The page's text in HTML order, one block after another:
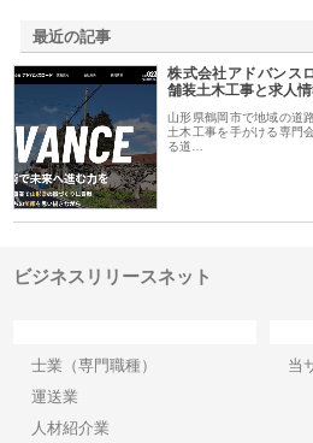
最近の記事
株式会社アドバンス
舗装土木工事と求人
山形県鶴岡市で地域の道
土木工事を手がける専門
る道…
ビジネスリリースネット
士業（専門職種）
運送業
人材紹介業
当